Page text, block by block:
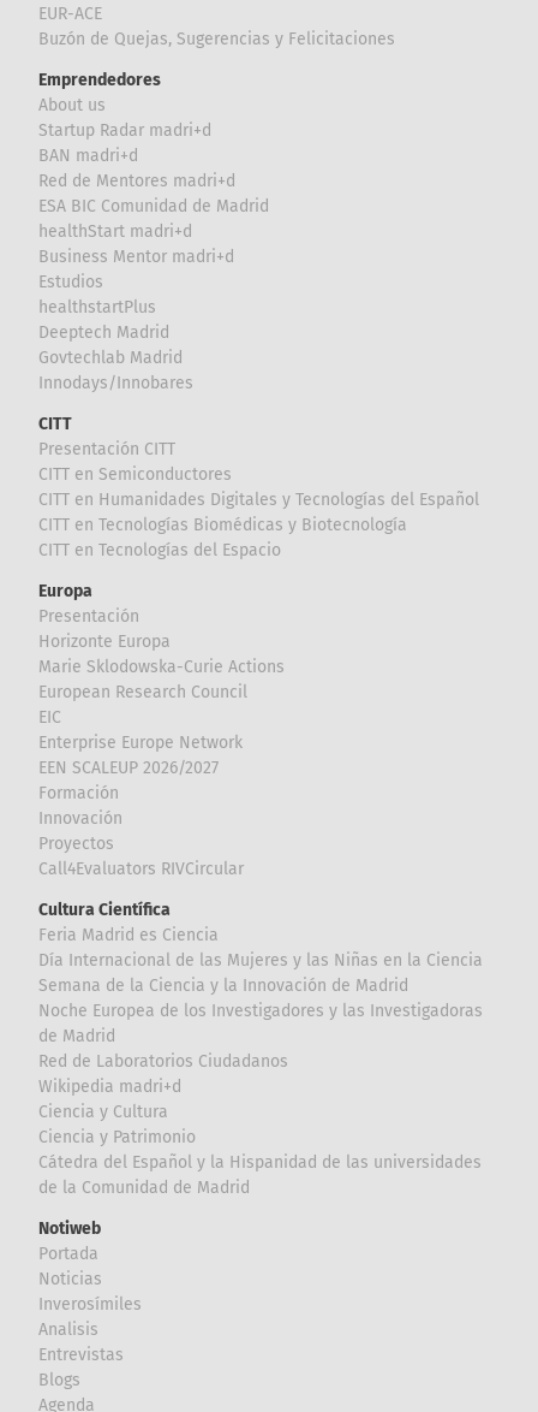
EUR-ACE
Buzón de Quejas, Sugerencias y Felicitaciones
Emprendedores
About us
Startup Radar madri+d
BAN madri+d
Red de Mentores madri+d
ESA BIC Comunidad de Madrid
healthStart madri+d
Business Mentor madri+d
Estudios
healthstartPlus
Deeptech Madrid
Govtechlab Madrid
Innodays/Innobares
CITT
Presentación CITT
CITT en Semiconductores
CITT en Humanidades Digitales y Tecnologías del Español
CITT en Tecnologías Biomédicas y Biotecnología
CITT en Tecnologías del Espacio
Europa
Presentación
Horizonte Europa
Marie Sklodowska-Curie Actions
European Research Council
EIC
Enterprise Europe Network
EEN SCALEUP 2026/2027
Formación
Innovación
Proyectos
Call4Evaluators RIVCircular
Cultura Científica
Feria Madrid es Ciencia
Día Internacional de las Mujeres y las Niñas en la Ciencia
Semana de la Ciencia y la Innovación de Madrid
Noche Europea de los Investigadores y las Investigadoras
de Madrid
Red de Laboratorios Ciudadanos
Wikipedia madri+d
Ciencia y Cultura
Ciencia y Patrimonio
Cátedra del Español y la Hispanidad de las universidades
de la Comunidad de Madrid
Notiweb
Portada
Noticias
Inverosímiles
Analisis
Entrevistas
Blogs
Agenda